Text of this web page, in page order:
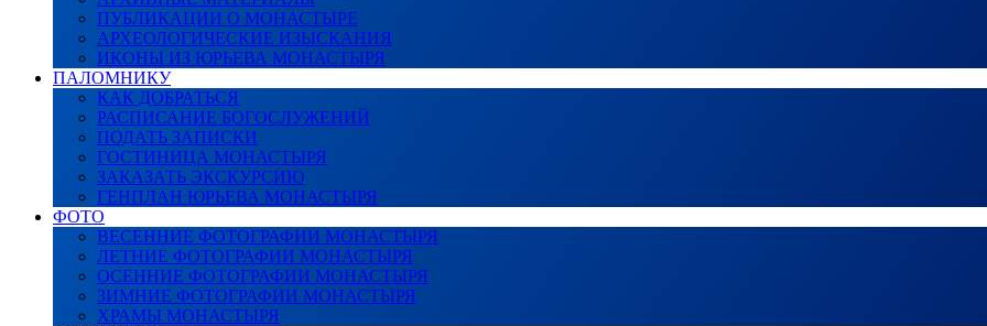
ПУБЛИКАЦИИ О МОНАСТЫРЕ
АРХЕОЛОГИЧЕСКИЕ ИЗЫСКАНИЯ
ИКОНЫ ИЗ ЮРЬЕВА МОНАСТЫРЯ
ПАЛОМНИКУ
КАК ДОБРАТЬСЯ
РАСПИСАНИЕ БОГОСЛУЖЕНИЙ
ПОДАТЬ ЗАПИСКИ
ГОСТИНИЦА МОНАСТЫРЯ
ЗАКАЗАТЬ ЭКСКУРСИЮ
ГЕНПЛАН ЮРЬЕВА МОНАСТЫРЯ
ФОТО
ВЕСЕННИЕ ФОТОГРАФИИ МОНАСТЫРЯ
ЛЕТНИЕ ФОТОГРАФИИ МОНАСТЫРЯ
ОСЕННИЕ ФОТОГРАФИИ МОНАСТЫРЯ
ЗИМНИЕ ФОТОГРАФИИ МОНАСТЫРЯ
ХРАМЫ МОНАСТЫРЯ